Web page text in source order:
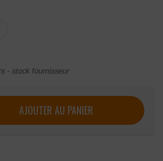
- stock fournisseur
SINGER support polyamide
AJOUTER AU PANIER